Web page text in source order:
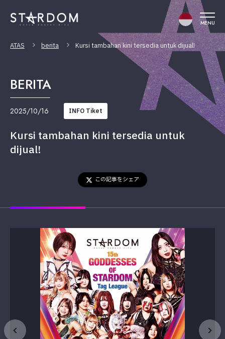
MENU
ATAS berita Kursi tambahan kini tersedia untuk dijual!
BERITA
2025/10/16 INFO Tiket
Kursi tambahan kini tersedia untuk
dijual!
この記事をシェア